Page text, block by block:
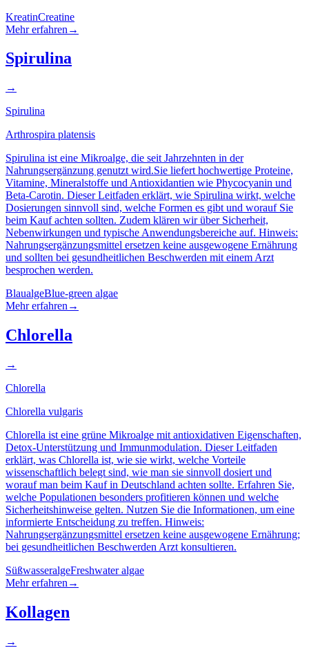
KreatinCreatine
Mehr erfahren →
Spirulina
→
Spirulina
Arthrospira platensis
Spirulina ist eine Mikroalge, die seit Jahrzehnten in der
Nahrungsergänzung genutzt wird.Sie liefert hochwertige Proteine,
Vitamine, Mineralstoffe und Antioxidantien wie Phycocyanin und
Beta-Carotin. Dieser Leitfaden erklärt, wie Spirulina wirkt, welche
Dosierungen sinnvoll sind, welche Formen es gibt und worauf Sie
beim Kauf achten sollten. Zudem klären wir über Sicherheit,
Nebenwirkungen und typische Anwendungsbereiche auf. Hinweis:
Nahrungsergänzungsmittel ersetzen keine ausgewogene Ernährung
und sollten bei gesundheitlichen Beschwerden mit einem Arzt
besprochen werden.
BlaualgeBlue-green algae
Mehr erfahren →
Chlorella
→
Chlorella
Chlorella vulgaris
Chlorella ist eine grüne Mikroalge mit antioxidativen Eigenschaften,
Detox-Unterstützung und Immunmodulation. Dieser Leitfaden
erklärt, was Chlorella ist, wie sie wirkt, welche Vorteile
wissenschaftlich belegt sind, wie man sie sinnvoll dosiert und
worauf man beim Kauf in Deutschland achten sollte. Erfahren Sie,
welche Populationen besonders profitieren können und welche
Sicherheitshinweise gelten. Nutzen Sie die Informationen, um eine
informierte Entscheidung zu treffen. Hinweis:
Nahrungsergänzungsmittel ersetzen keine ausgewogene Ernährung;
bei gesundheitlichen Beschwerden Arzt konsultieren.
SüßwasseralgeFreshwater algae
Mehr erfahren →
Kollagen
→